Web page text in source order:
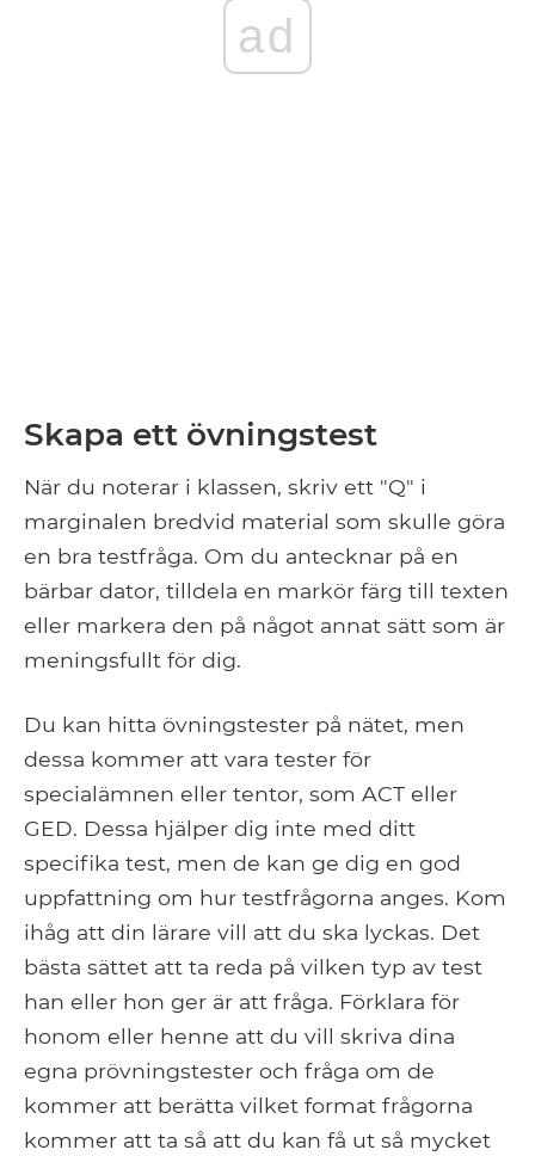
ad
Skapa ett övningstest
När du noterar i klassen, skriv ett "Q" i
marginalen bredvid material som skulle göra
en bra testfråga. Om du antecknar på en
bärbar dator, tilldela en markör färg till texten
eller markera den på något annat sätt som är
meningsfullt för dig.
Du kan hitta övningstester på nätet, men
dessa kommer att vara tester för
specialämnen eller tentor, som ACT eller
GED. Dessa hjälper dig inte med ditt
specifika test, men de kan ge dig en god
uppfattning om hur testfrågorna anges. Kom
ihåg att din lärare vill att du ska lyckas. Det
bästa sättet att ta reda på vilken typ av test
han eller hon ger är att fråga. Förklara för
honom eller henne att du vill skriva dina
egna prövningstester och fråga om de
kommer att berätta vilket format frågorna
kommer att ta så att du kan få ut så mycket